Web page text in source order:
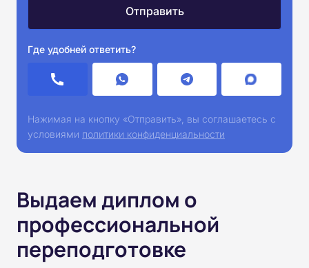
Где удобней ответить?
Нажимая на кнопку «Отправить», вы соглашаетесь с
условиями политики конфиденциальности
Выдаем диплом о
профессиональной
переподготовке